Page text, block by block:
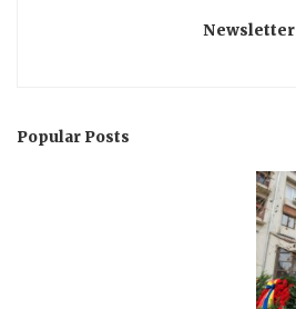
Newsletter
Popular Posts